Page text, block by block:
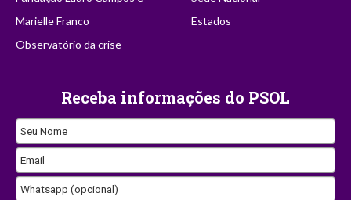
Marielle Franco
Observatório da crise
Estados
Receba informações do PSOL
Seu Nome
Email
Whatsapp (opcional)